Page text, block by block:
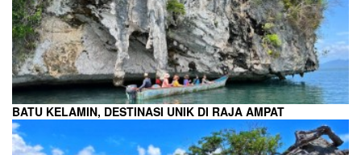
BATU KELAMIN, DESTINASI UNIK DI RAJA AMPAT